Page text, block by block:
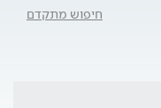
חיפוש מתקדם